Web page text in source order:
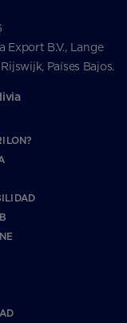
B.V., Lange
Países Bajos.